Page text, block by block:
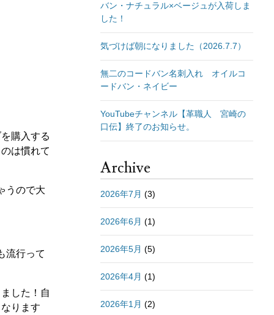
購入する
は慣れて
うので大
流行って
した！自
ります
バン・ナチュラル×ベージュが入荷しま
した！
気づけば朝になりました（2026.7.7）
無二のコードバン名刺入れ オイルコ
ードバン・ネイビー
YouTubeチャンネル【革職人 宮崎の
口伝】終了のお知らせ。
Archive
2026年7月 (3)
2026年6月 (1)
2026年5月 (5)
2026年4月 (1)
2026年1月 (2)